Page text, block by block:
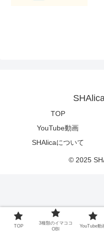
TOP
YouTube動画
SHAlicaについて
© 2025
TOP
3種類のイマココ
OBI
YouTube動